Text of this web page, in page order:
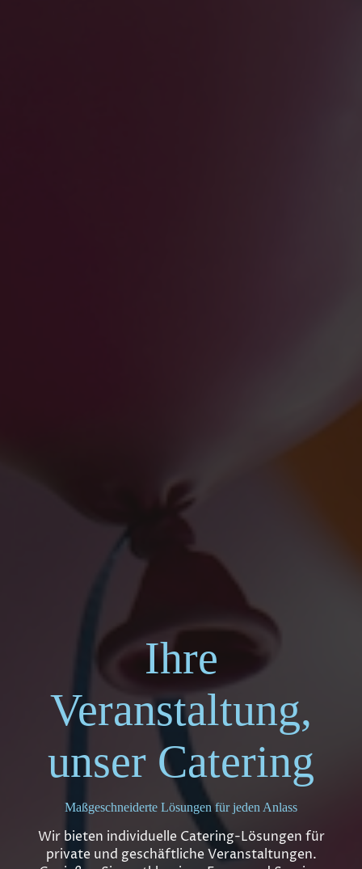
Ihre
Veranstaltung,
unser Catering
Maßgeschneiderte Lösungen für jeden Anlass
Wir bieten individuelle Catering-Lösungen für
private und geschäftliche Veranstaltungen.